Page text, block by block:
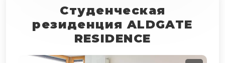
Студенческая
резиденция ALDGATE
RESIDENCE